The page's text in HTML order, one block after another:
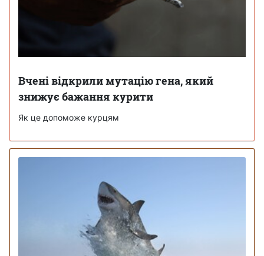
Вчені відкрили мутацію гена, який
знижує бажання курити
Як це допоможе курцям